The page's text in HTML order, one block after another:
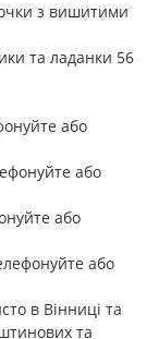
з вишитими
та ладанки 56
або
або
або
або
в Вінниці та
та